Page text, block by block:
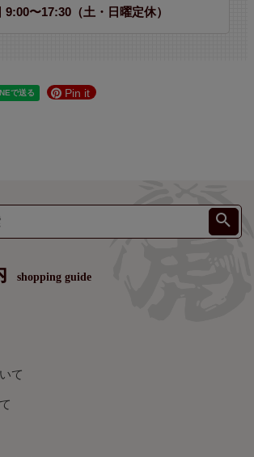
9:00〜17:30（土・日曜定休）
Pin it
shopping guide
て